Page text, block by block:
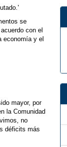
se
con el
economía y el
mayor, por
la Comunidad
no
déficits más